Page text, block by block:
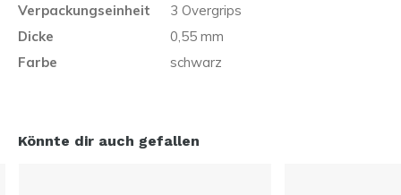
Verpackungseinheit
3 Overgrips
Dicke
0,55 mm
Farbe
schwarz
Könnte dir auch gefallen